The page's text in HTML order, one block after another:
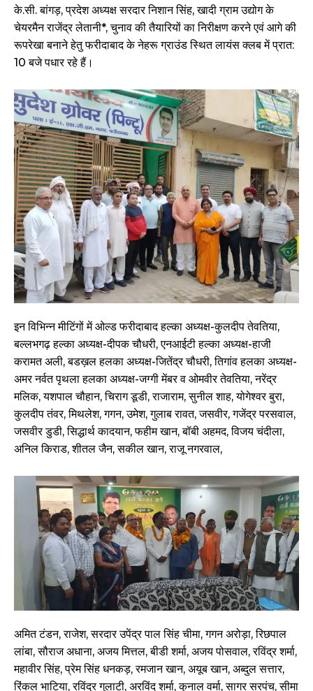
के.सी. बांगड़, प्रदेश अध्यक्ष सरदार निशान सिंह, खादी ग्राम उद्योग के
चेयरमैन राजेंद्र लेतानी*, चुनाव की तैयारियों का निरीक्षण करने एवं आगे की
रूपरेखा बनाने हेतु फरीदाबाद के नेहरू ग्राउंड स्थित लायंस क्लब में प्रात:
10 बजे पधार रहे हैं।
इन विभिन्न मीटिंगों में ओल्ड फरीदाबाद हल्का अध्यक्ष-कुलदीप तेवतिया,
बल्लभगढ़ हल्का अध्यक्ष-दीपक चौधरी, एनआईटी हल्का अध्यक्ष-हाजी
करामत अली, बडख़ल हलका अध्यक्ष-जितेंद्र चौधरी, तिगांव हलका अध्यक्ष-
अमर नर्वत पृथला हलका अध्यक्ष-जग्गी मेंबर व ओमवीर तेवतिया, नरेंद्र
मलिक, यशपाल चौहान, चिराग डूडी, राजाराम, सुनील शाह, योगेश्वर बुरा,
कुलदीप तंवर, मिथलेश, गगन, उमेश, गुलाब रावत, जसवीर, गजेंद्र परसवाल,
जसवीर डुडी, सिद्धार्थ कादयान, फहीम खान, बॉबी अहमद, विजय चंदीला,
अनिल किराड, शीतल जैन, सकील खान, राजू नगरवाल,
अमित टंडन, राजेश, सरदार उपेंद्र पाल सिंह चीमा, गगन अरोड़ा, रिछपाल
लांबा, सौराज अधाना, अजय मित्तल, बीडी शर्मा, अजय पोसवाल, रविंद्र शर्मा,
महावीर सिंह, प्रेम सिंह धनकड़, रमजान खान, अयूब खान, अब्दुल सत्तार,
रिंकल भाटिया, रविंद्र गुलाटी, अरविंद शर्मा, कुनाल वर्मा, सागर सरपंच, सीमा